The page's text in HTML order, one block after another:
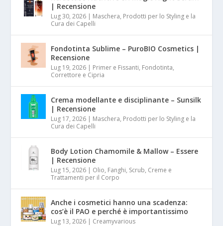
| Recensione
Lug 30, 2026 | Maschera, Prodotti per lo Styling e la
Cura dei Capelli
Fondotinta Sublime – PuroBIO Cosmetics |
Recensione
Lug 19, 2026 | Primer e Fissanti, Fondotinta,
Correttore e Cipria
Crema modellante e disciplinante – Sunsilk
| Recensione
Lug 17, 2026 | Maschera, Prodotti per lo Styling e la
Cura dei Capelli
Body Lotion Chamomile & Mallow – Essere
| Recensione
Lug 15, 2026 | Olio, Fanghi, Scrub, Creme e
Trattamenti per il Corpo
Anche i cosmetici hanno una scadenza:
cos’è il PAO e perché è importantissimo
Lug 13, 2026 | Creamyvarious